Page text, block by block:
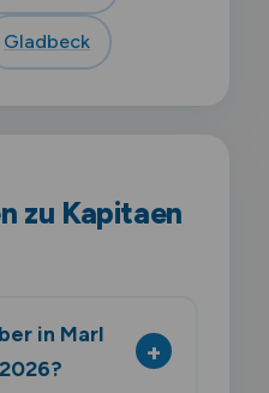
Gladbeck
zu Kapitaen
in Marl